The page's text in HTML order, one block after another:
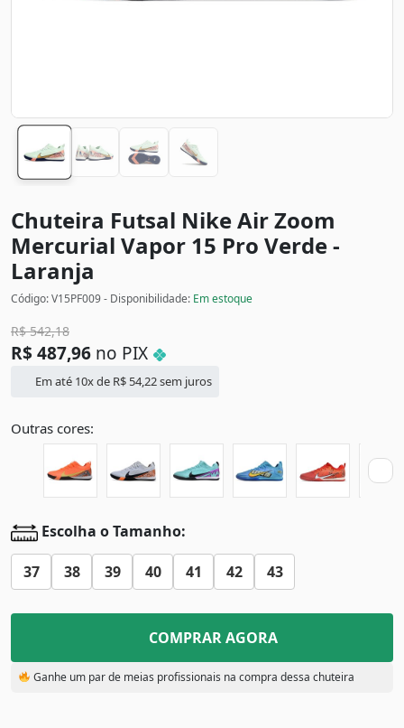
Chuteira Futsal Nike Air Zoom
Mercurial Vapor 15 Pro Verde -
Laranja
Código: V15PF009 - Disponibilidade: Em estoque
R$542,18
R$ 487,96 no PIX
Em até 10x de R$ 54,22sem juros
Outras cores:
Escolha o Tamanho:
37 38 39 40 41 42 43
COMPRAR AGORA
Ganhe um par de meias profissionais na compra dessa chuteira